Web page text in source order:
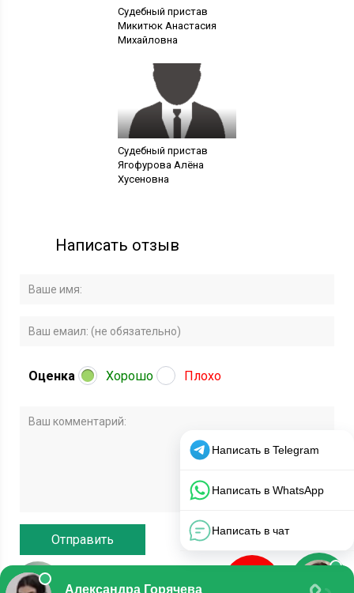
Судебный пристав
Микитюк Анастасия
Михайловна
Судебный пристав
Ягофурова Алёна
Хусеновна
Написать отзыв
Оценка Хорошо Плохо